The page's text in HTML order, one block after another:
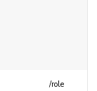
/role